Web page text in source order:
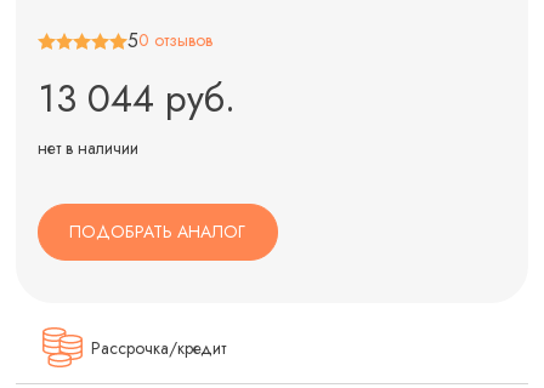
50 отзывов
13 044 руб.
нет в наличии
ПОДОБРАТЬ АНАЛОГ
Рассрочка/кредит